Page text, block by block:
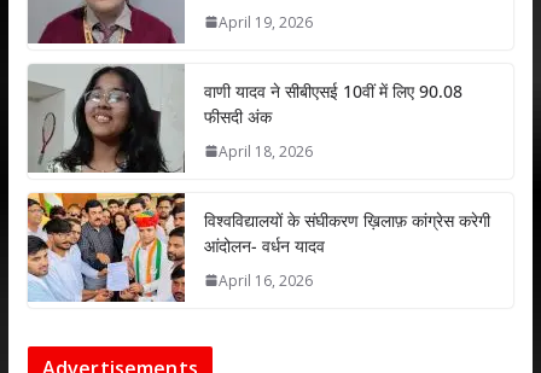
April 19, 2026
वाणी यादव ने सीबीएसई 10वीं में लिए 90.08
फीसदी अंक
April 18, 2026
विश्वविद्यालयों के संघीकरण ख़िलाफ़ कांग्रेस करेगी
आंदोलन- वर्धन यादव
April 16, 2026
Advertisements